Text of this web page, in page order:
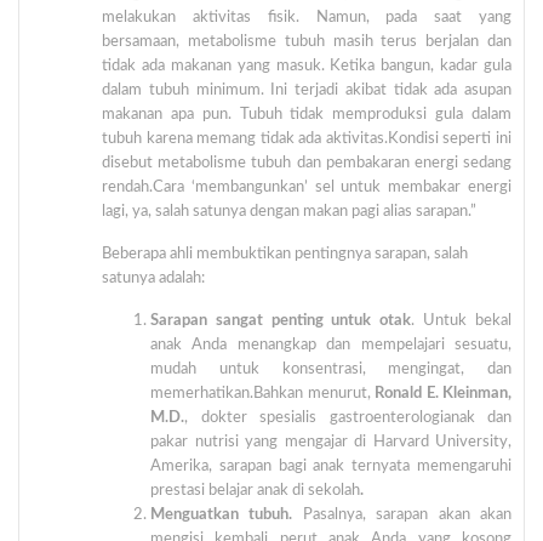
melakukan aktivitas fisik. Namun, pada saat yang
bersamaan, metabolisme tubuh masih terus berjalan dan
tidak ada makanan yang masuk. Ketika bangun, kadar gula
dalam tubuh minimum. Ini terjadi akibat tidak ada asupan
makanan apa pun. Tubuh tidak memproduksi gula dalam
tubuh karena memang tidak ada aktivitas.Kondisi seperti ini
disebut metabolisme tubuh dan pembakaran energi sedang
rendah.Cara ‘membangunkan’ sel untuk membakar energi
lagi, ya, salah satunya dengan makan pagi alias sarapan.”
Beberapa ahli membuktikan pentingnya sarapan, salah
satunya adalah:
Sarapan sangat penting untuk otak. Untuk bekal
anak Anda menangkap dan mempelajari sesuatu,
mudah untuk konsentrasi, mengingat, dan
memerhatikan.Bahkan menurut, Ronald E. Kleinman,
M.D., dokter spesialis gastroenterologianak dan
pakar nutrisi yang mengajar di Harvard University,
Amerika, sarapan bagi anak ternyata memengaruhi
prestasi belajar anak di sekolah.
Menguatkan tubuh. Pasalnya, sarapan akan akan